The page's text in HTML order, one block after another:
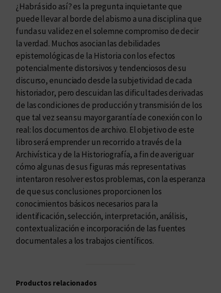
?
c
a
n
t
i
d
a
d
¿Habrá sido así? es la pregunta inquietante que
puede llevar al borde del abismo a una disciplina que
funda su validez en el solemne compromiso de decir
la verdad. Muchos asocian las debilidades
epistemológicas de la Historia con los efectos
potencialmente distorsivos y tendenciosos de su
discurso, enunciado desde la subjetividad de cada
historiador, pero descuidan las dificultades derivadas
de las condiciones de producción y transmisión de los
que tal vez sean su mayor garantía de conexión con lo
real: los documentos de archivo. El objetivo de este
libro será emprender un recorrido a través de la
Archivística y de la Historiografía, a fin de averiguar
cómo algunas de sus figuras más representativas
intentaron resolver estos problemas, con la esperanza
de que sus conclusiones proporcionen los
conocimientos básicos necesarios para la
identificación, selección, interpretación, análisis,
contextualización e incorporación de las fuentes
documentales a los trabajos científicos.
Productos relacionados